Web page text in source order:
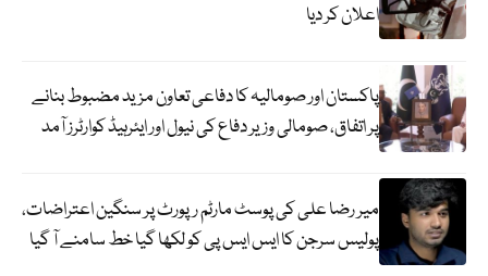
اعلان کر دیا
پاکستان اور صومالیہ کا دفاعی تعاون مزید مضبوط بنانے
پر اتفاق، صومالی وزیر دفاع کی نیول اور ایئرہیڈ کوارٹرز آمد
میر رضا علی کی پوسٹ مارٹم رپورٹ پر سنگین اعتراضات،
پولیس سرجن کا ایس ایس پی کو لکھا گیا خط سامنے آ گیا